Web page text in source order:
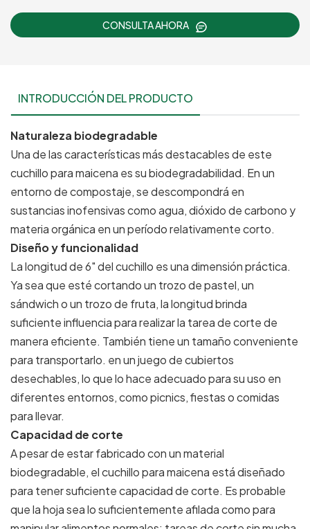
CONSULTA AHORA
INTRODUCCIÓN DEL PRODUCTO
Naturaleza biodegradable
Una de las características más destacables de este
cuchillo para maicena es su biodegradabilidad. En un
entorno de compostaje, se descompondrá en
sustancias inofensivas como agua, dióxido de carbono y
materia orgánica en un período relativamente corto.
Diseño y funcionalidad
La longitud de 6" del cuchillo es una dimensión práctica.
Ya sea que esté cortando un trozo de pastel, un
sándwich o un trozo de fruta, la longitud brinda
suficiente influencia para realizar la tarea de corte de
manera eficiente. También tiene un tamaño conveniente
para transportarlo. en un juego de cubiertos
desechables, lo que lo hace adecuado para su uso en
diferentes entornos, como picnics, fiestas o comidas
para llevar.
Capacidad de corte
A pesar de estar fabricado con un material
biodegradable, el cuchillo para maicena está diseñado
para tener suficiente capacidad de corte. Es probable
que la hoja sea lo suficientemente afilada como para